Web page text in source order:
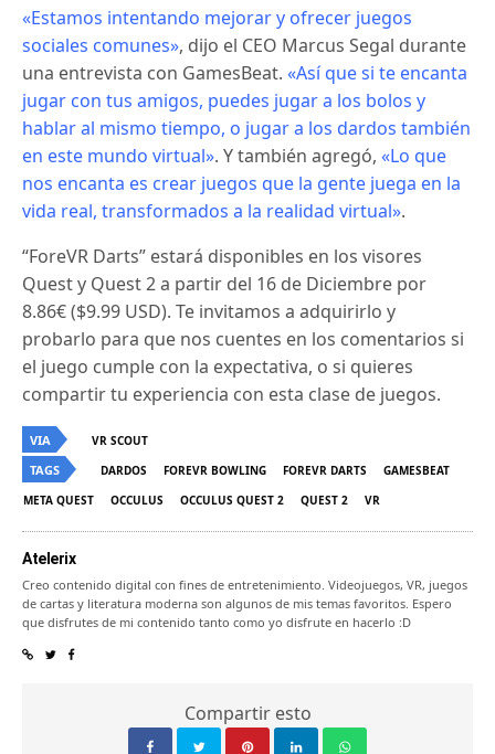
«Estamos intentando mejorar y ofrecer juegos
sociales comunes», dijo el CEO Marcus Segal durante
una entrevista con GamesBeat.«Así que si te encanta
jugar con tus amigos, puedes jugar a los bolos y
hablar al mismo tiempo, o jugar a los dardos también
en este mundo virtual». Y también agregó,«Lo que
nos encanta es crear juegos que la gente juega en la
vida real, transformados a la realidad virtual».
“ForeVR Darts” estará disponibles en los visores
Quest y Quest 2 a partir del 16 de Diciembre por
8.86€ ($9.99 USD). Te invitamos a adquirirlo y
probarlo para que nos cuentes en los comentarios si
el juego cumple con la expectativa, o si quieres
compartir tu experiencia con esta clase de juegos.
VIA VR SCOUT
TAGS DARDOS FOREVR BOWLING FOREVR DARTS
GAMESBEAT
META QUEST
OCCULUS OCCULUS QUEST 2 QUEST 2 VR
Atelerix
Creo contenido digital con fines de entretenimiento. Videojuegos, VR, juegos
de cartas y literatura moderna son algunos de mis temas favoritos. Espero
que disfrutes de mi contenido tanto como yo disfrute en hacerlo :D
Compartir esto